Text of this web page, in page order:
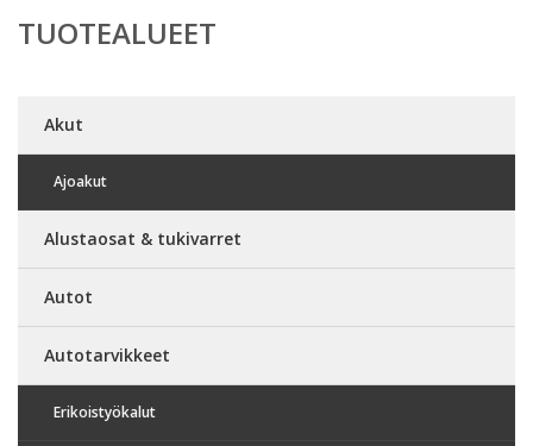
TUOTEALUEET
Akut
Ajoakut
Alustaosat & tukivarret
Autot
Autotarvikkeet
Erikoistyökalut